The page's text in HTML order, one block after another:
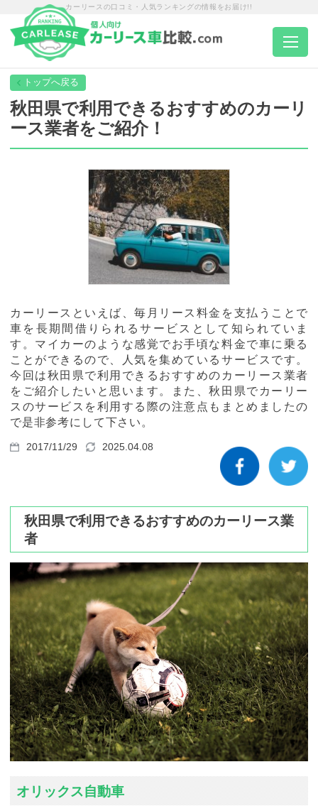
カーリースの口コミ・人気ランキングの情報をお届け!!
トップページ
カーリース一覧
エリア別ランキング
エリア別店舗一覧
車種から選ぶ
カーリース体験談
お役立ち記事
秋田県で利用できるおすすめのカーリ
ース業者をご紹介！
カーリースといえば、毎月リース料金を支払うことで
車を長期間借りられるサービスとして知られていま
す。マイカーのような感覚でお手頃な料金で車に乗る
ことができるので、人気を集めているサービスです。
今回は秋田県で利用できるおすすめのカーリース業者
をご紹介したいと思います。また、秋田県でカーリー
スのサービスを利用する際の注意点もまとめましたの
で是非参考にして下さい。
2017/11/29 2025.04.08
秋田県で利用できるおすすめのカーリース業
者
オリックス自動車